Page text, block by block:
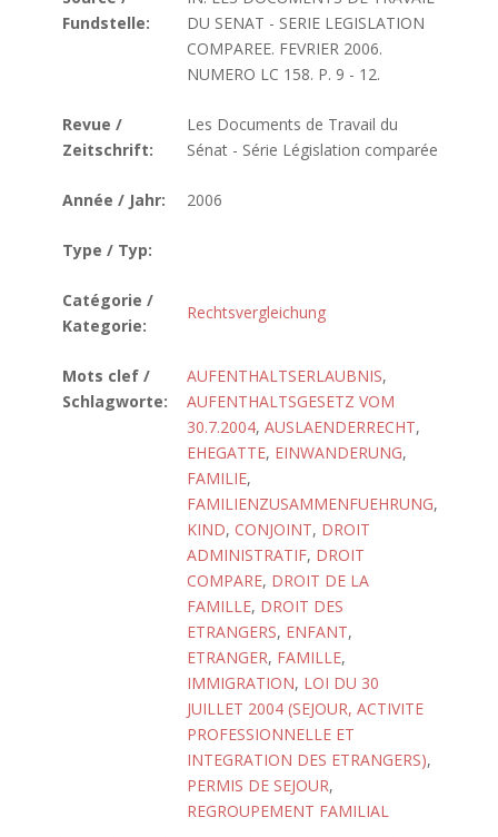
Fundstelle:
DU SENAT - SERIE LEGISLATION
COMPAREE. FEVRIER 2006.
NUMERO LC 158. P. 9 - 12.
Revue /
Zeitschrift:
Les Documents de Travail du
Sénat - Série Législation comparée
Année / Jahr: 2006
Type / Typ:
Catégorie /
Kategorie:
Rechtsvergleichung
Mots clef /
Schlagworte:
AUFENTHALTSERLAUBNIS,
AUFENTHALTSGESETZ VOM
30.7.2004, AUSLAENDERRECHT,
EHEGATTE, EINWANDERUNG,
FAMILIE,
FAMILIENZUSAMMENFUEHRUNG,
KIND, CONJOINT, DROIT
ADMINISTRATIF, DROIT
COMPARE, DROIT DE LA
FAMILLE, DROIT DES
ETRANGERS, ENFANT,
ETRANGER, FAMILLE,
IMMIGRATION, LOI DU 30
JUILLET 2004 (SEJOUR, ACTIVITE
PROFESSIONNELLE ET
INTEGRATION DES ETRANGERS),
PERMIS DE SEJOUR,
REGROUPEMENT FAMILIAL